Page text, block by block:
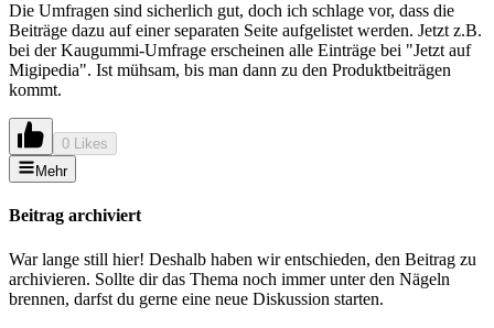
Die Umfragen sind sicherlich gut, doch ich schlage vor, dass die
Beiträge dazu auf einer separaten Seite aufgelistet werden. Jetzt z.B.
bei der Kaugummi-Umfrage erscheinen alle Einträge bei "Jetzt auf
Migipedia". Ist mühsam, bis man dann zu den Produktbeiträgen
kommt.
0 Likes
Mehr
Beitrag archiviert
War lange still hier! Deshalb haben wir entschieden, den Beitrag zu
archivieren. Sollte dir das Thema noch immer unter den Nägeln
brennen, darfst du gerne eine neue Diskussion starten.